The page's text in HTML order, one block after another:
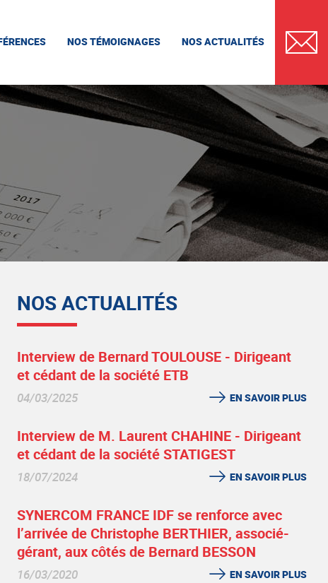
NOS TÉMOIGNAGES NOS ACTUALITÉS
NOS ACTUALITÉS
Interview de Bernard TOULOUSE - Dirigeant
et cédant de la société ETB
04/03/2025 EN SAVOIR PLUS
Interview de M. Laurent CHAHINE - Dirigeant
et cédant de la société STATIGEST
18/07/2024 EN SAVOIR PLUS
SYNERCOM FRANCE IDF se renforce avec
l’arrivée de Christophe BERTHIER, associé-
gérant, aux côtés de Bernard BESSON
16/03/2020 EN SAVOIR PLUS